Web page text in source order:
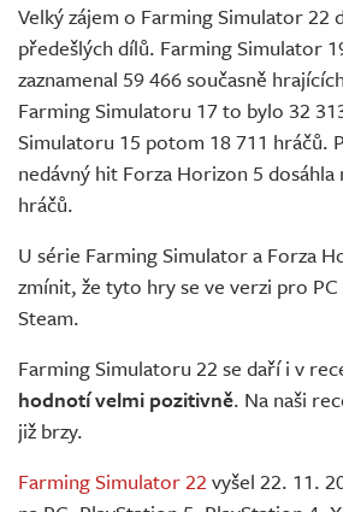
Velký zájem o Farming Simulator 22
předešlých dílů. Farming Simulator
zaznamenal 59 466 současně
Farming Simulatoru 17 to bylo 32
Simulatoru 15 potom 18 711 hráčů.
nedávný hit Forza Horizon 5 dosáhla
hráčů.
U série Farming Simulator a Forza
zmínit, že tyto hry se ve verzi pro
Steam.
Farming Simulatoru 22 se daří i v
hodnotí velmi pozitivně. Na naši
již brzy.
Farming Simulator 22 vyšel 22. 11.